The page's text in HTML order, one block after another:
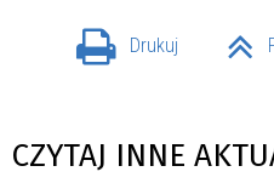
Drukuj
CZYTAJ INNE